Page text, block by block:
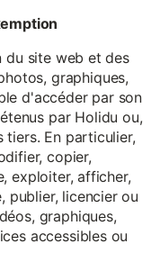
du site web et des
graphiques,
d'accéder par son
par Holidu ou,
tiers. En particulier,
copier,
exploiter, afficher,
publier, licencier ou
graphiques,
accessibles ou